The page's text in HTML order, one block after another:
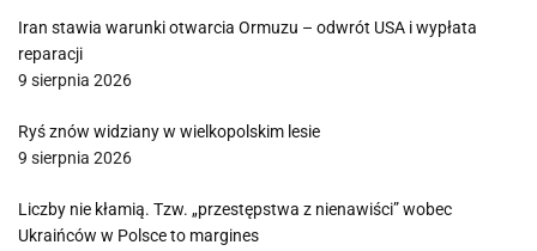
Iran stawia warunki otwarcia Ormuzu – odwrót USA i wypłata
reparacji
9 sierpnia 2026
Ryś znów widziany w wielkopolskim lesie
9 sierpnia 2026
Liczby nie kłamią. Tzw. „przestępstwa z nienawiści” wobec
Ukraińców w Polsce to margines